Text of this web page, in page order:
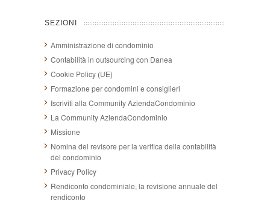
SEZIONI
Amministrazione di condominio
Contabilità in outsourcing con Danea
Cookie Policy (UE)
Formazione per condomini e consiglieri
Iscriviti alla Community AziendaCondominio
La Community AziendaCondominio
Missione
Nomina del revisore per la verifica della contabilità
del condominio
Privacy Policy
Rendiconto condominiale, la revisione annuale del
rendiconto